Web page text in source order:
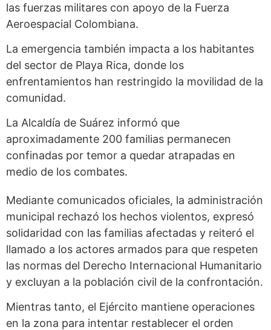
las fuerzas militares con apoyo de la Fuerza
Aeroespacial Colombiana.
La emergencia también impacta a los habitantes
del sector de Playa Rica, donde los
enfrentamientos han restringido la movilidad de la
comunidad.
La Alcaldía de Suárez informó que
aproximadamente 200 familias permanecen
confinadas por temor a quedar atrapadas en
medio de los combates.
Mediante comunicados oficiales, la administración
municipal rechazó los hechos violentos, expresó
solidaridad con las familias afectadas y reiteró el
llamado a los actores armados para que respeten
las normas del Derecho Internacional Humanitario
y excluyan a la población civil de la confrontación.
Mientras tanto, el Ejército mantiene operaciones
en la zona para intentar restablecer el orden